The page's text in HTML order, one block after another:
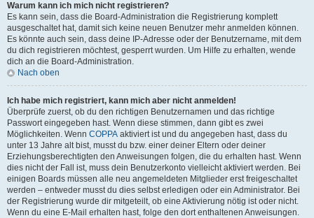
Warum kann ich mich nicht registrieren?
Es kann sein, dass die Board-Administration die Registrierung komplett
ausgeschaltet hat, damit sich keine neuen Benutzer mehr anmelden können.
Es könnte auch sein, dass deine IP-Adresse oder der Benutzername, mit dem
du dich registrieren möchtest, gesperrt wurden. Um Hilfe zu erhalten, wende
dich an die Board-Administration.
Nach oben
Ich habe mich registriert, kann mich aber nicht anmelden!
Überprüfe zuerst, ob du den richtigen Benutzernamen und das richtige
Passwort eingegeben hast. Wenn diese stimmen, dann gibt es zwei
Möglichkeiten. Wenn COPPA aktiviert ist und du angegeben hast, dass du
unter 13 Jahre alt bist, musst du bzw. einer deiner Eltern oder deiner
Erziehungsberechtigten den Anweisungen folgen, die du erhalten hast. Wenn
dies nicht der Fall ist, muss dein Benutzerkonto vielleicht aktiviert werden. Bei
einigen Boards müssen alle neu angemeldeten Mitglieder erst freigeschaltet
werden – entweder musst du dies selbst erledigen oder ein Administrator. Bei
der Registrierung wurde dir mitgeteilt, ob eine Aktivierung nötig ist oder nicht.
Wenn du eine E-Mail erhalten hast, folge den dort enthaltenen Anweisungen.